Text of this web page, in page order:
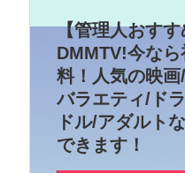
【管理人おす
DMMTV!今な
料！人気の映
バラエティ/ド
ドル/アダルト
できます！